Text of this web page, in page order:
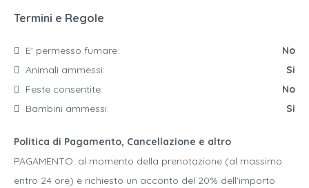
Termini e Regole
E' permesso fumare:
No
Animali ammessi:
Si
Feste consentite:
No
Bambini ammessi:
Si
Politica di Pagamento, Cancellazione e altro
PAGAMENTO: al momento della prenotazione (al massimo
entro 24 ore) è richiesto un acconto del 20% dell’importo